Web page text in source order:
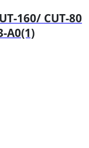
160/ CUT-80
A0(1)